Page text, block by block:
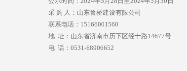
采 购 人：山东鲁桥建设有限公司
联系电话： 15166001560
地 址：山东省济南市历下区经十路14677号
电 话：0531-68906652